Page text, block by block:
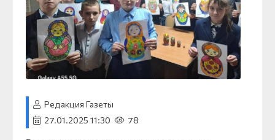
Редакция Газеты
27.01.2025 11:30
78